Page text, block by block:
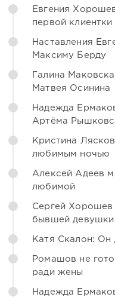
Евгения
первой клиентки
Наставления
Максиму Берду
Галина
Матвея Осинина
Надежда
Артёма
Кристина
любимым ночью
Алексей Адеев
любимой
Сергей Хорошев
бывшей девушки
Катя Скалон: Он
Ромашов не
ради жены
Надежда